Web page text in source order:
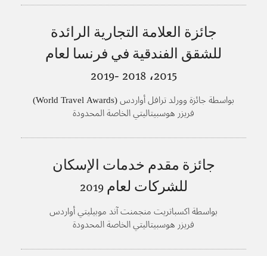
جائزة العلامة التجارية الرائدة
للشقق الفندقية في فرنسا لعام
2015، 2018 -2019
بواسطة جائزة وورلد ترافل أواردس (World Travel Awards)
فريزر هوسبيتاليتي الخاصة المحدودة
جائزة مقدم خدمات الإسكان
للشركات لعام2019
بواسطة اكسباتريت منجمنت آند موبيليتي أواردس
فريزر هوسبيتاليتي الخاصة المحدودة